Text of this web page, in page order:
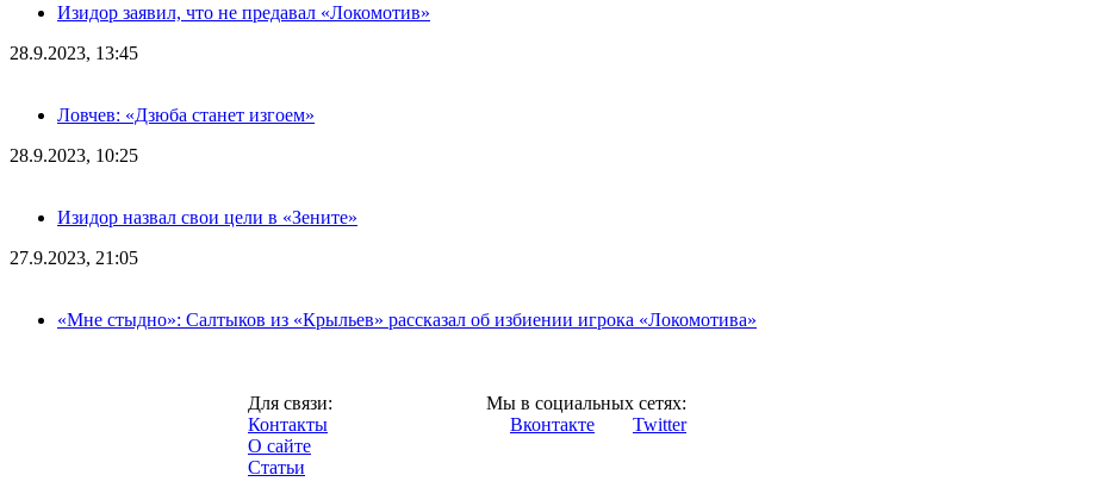
Изидор заявил, что не предавал «Локомотив»
28.9.2023, 13:45
Ловчев: «Дзюба станет изгоем»
28.9.2023, 10:25
Изидор назвал свои цели в «Зените»
27.9.2023, 21:05
«Мне стыдно»: Салтыков из «Крыльев» рассказал об избиении игрока «Локомотива»
Для связи:
Контакты
О сайте
Статьи
Мы в социальных сетях:
Вконтакте
Twitter